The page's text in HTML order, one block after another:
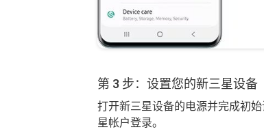
第 3 步：设置您的新三星设备
打开新三星设备的电源并完成初
星帐户登录。